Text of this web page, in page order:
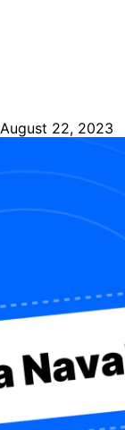
August 22, 2023